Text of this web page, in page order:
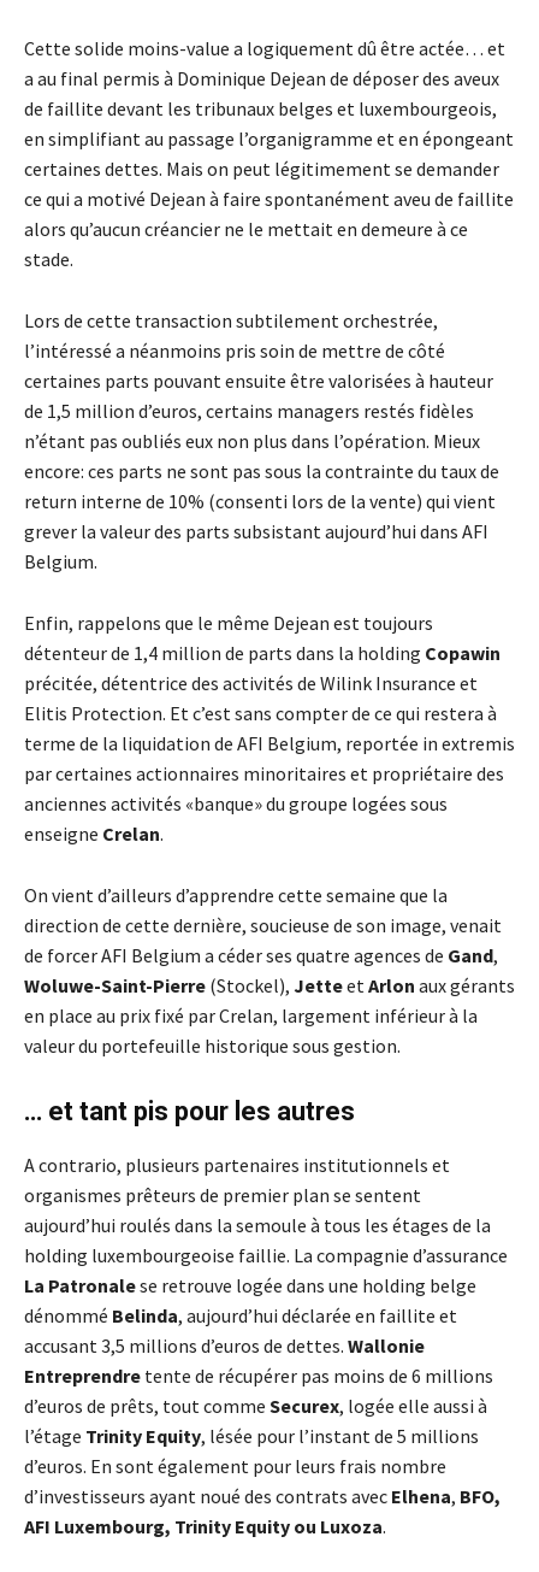
Cette solide moins-value a logiquement dû être actée… et
a au final permis à Dominique Dejean de déposer des aveux
de faillite devant les tribunaux belges et luxembourgeois,
en simplifiant au passage l’organigramme et en épongeant
certaines dettes. Mais on peut légitimement se demander
ce qui a motivé Dejean à faire spontanément aveu de faillite
alors qu’aucun créancier ne le mettait en demeure à ce
stade.
Lors de cette transaction subtilement orchestrée,
l’intéressé a néanmoins pris soin de mettre de côté
certaines parts pouvant ensuite être valorisées à hauteur
de 1,5 million d’euros, certains managers restés fidèles
n’étant pas oubliés eux non plus dans l’opération. Mieux
encore: ces parts ne sont pas sous la contrainte du taux de
return interne de 10% (consenti lors de la vente) qui vient
grever la valeur des parts subsistant aujourd’hui dans AFI
Belgium.
Enfin, rappelons que le même Dejean est toujours
détenteur de 1,4 million de parts dans la holding Copawin
précitée, détentrice des activités de Wilink Insurance et
Elitis Protection. Et c’est sans compter de ce qui restera à
terme de la liquidation de AFI Belgium, reportée in extremis
par certaines actionnaires minoritaires et propriétaire des
anciennes activités «banque» du groupe logées sous
enseigne Crelan.
On vient d’ailleurs d’apprendre cette semaine que la
direction de cette dernière, soucieuse de son image, venait
de forcer AFI Belgium a céder ses quatre agences de Gand,
Woluwe-Saint-Pierre (Stockel), Jetteet Arlon aux gérants
en place au prix fixé par Crelan, largement inférieur à la
valeur du portefeuille historique sous gestion.
… et tant pis pour les autres
A contrario, plusieurs partenaires institutionnels et
organismes prêteurs de premier plan se sentent
aujourd’hui roulés dans la semoule à tous les étages de la
holding luxembourgeoise faillie. La compagnie d’assurance
La Patronalese retrouve logée dans une holding belge
dénommé Belinda, aujourd’hui déclarée en faillite et
accusant 3,5 millions d’euros de dettes. Wallonie
Entreprendre tente de récupérer pas moins de 6 millions
d’euros de prêts, tout comme Securex, logée elle aussi à
l’étage Trinity Equity, lésée pour l’instant de 5 millions
d’euros. En sont également pour leurs frais nombre
d’investisseurs ayant noué des contrats avec Elhena, BFO,
AFI Luxembourg, Trinity Equity ou Luxoza.